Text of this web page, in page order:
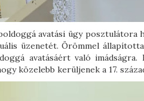
avatási ügy
üzenetét. Örömmel
avatásáért való
közelebb kerüljenek a 17.